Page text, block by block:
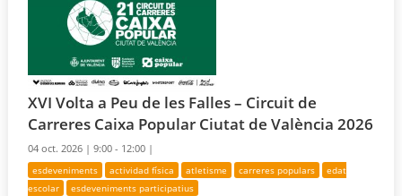
XVI Volta a Peu de les Falles – Circuit de
Carreres Caixa Popular Ciutat de València 2026
04 oct. 2026 |9:00 - 12:00 |
esdeveniments actividad física atletisme carreres populars
edat
escolar
esdeveniments participatius